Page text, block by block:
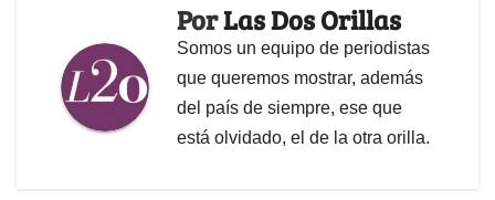
PorLas Dos Orillas
Somos un equipo de periodistas
que queremos mostrar, además
del país de siempre, ese que
está olvidado, el de la otra orilla.